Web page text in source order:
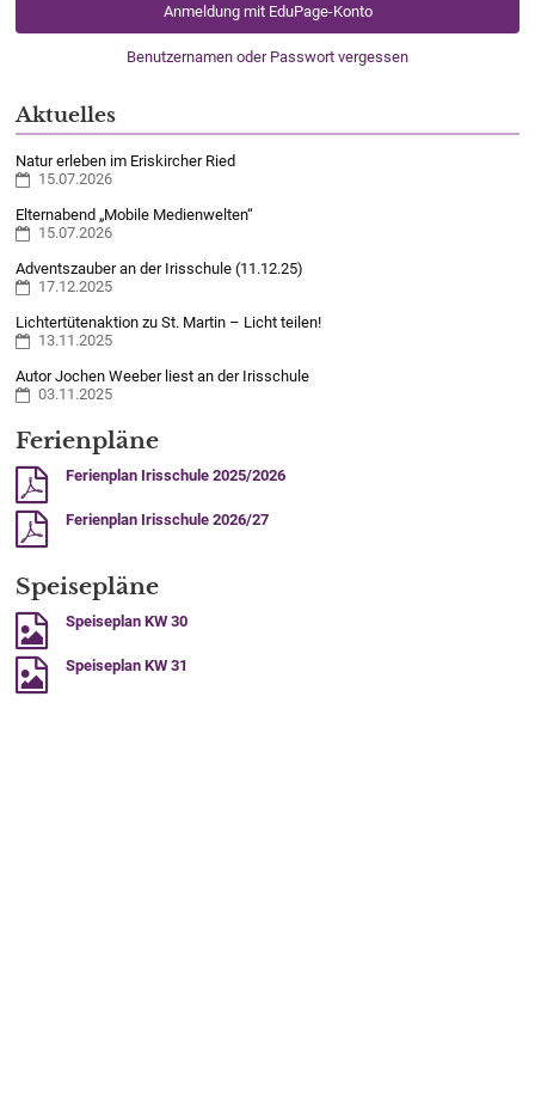
Anmeldung mit EduPage-Konto
Benutzernamen oder Passwort vergessen
Aktuelles
Natur erleben im Eriskircher Ried
15.07.2026
Elternabend „Mobile Medienwelten“
15.07.2026
Adventszauber an der Irisschule (11.12.25)
17.12.2025
Lichtertütenaktion zu St. Martin – Licht teilen!
13.11.2025
Autor Jochen Weeber liest an der Irisschule
03.11.2025
Ferienpläne
Ferienplan Irisschule 2025/2026
Ferienplan Irisschule 2026/27
Speisepläne
Speiseplan KW 30
Speiseplan KW 31